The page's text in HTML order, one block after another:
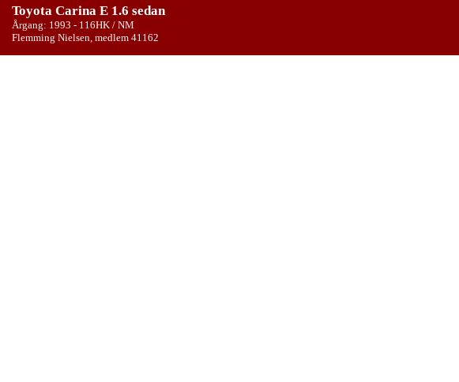
Toyota Carina E 1.6 sedan
Årgang: 1993 - 116HK / NM
Flemming Nielsen, medlem 41162